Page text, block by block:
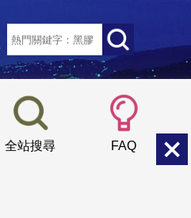
全站搜尋 FAQ
小 中